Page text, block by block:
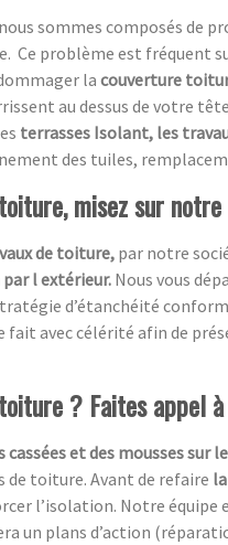
sommes composés de
Ce problème est fréquent
la couverture
au dessus de votre
terrasses Isolant, les
des tuiles,
misez sur
de toiture, par notre
l extérieur. Nous vous
d’étanchéité
avec célérité afin de
? Faites appel
cassées et des mousses sur
de toiture. Avant de refaire
l’isolation. Notre équipe
un plans d’action